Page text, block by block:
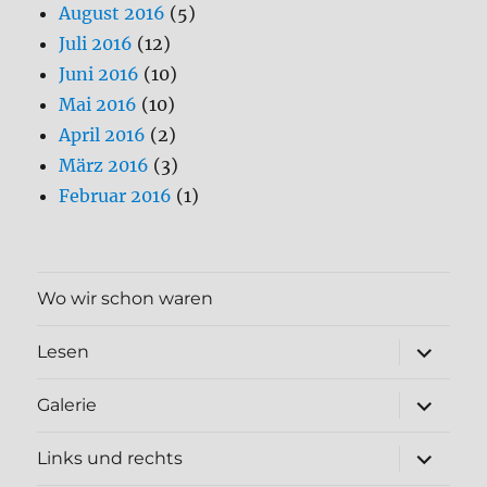
August 2016 (5)
Juli 2016 (12)
Juni 2016 (10)
Mai 2016 (10)
April 2016 (2)
März 2016 (3)
Februar 2016 (1)
Wo wir schon waren
Lesen
öffnen
Galerie
öffnen
Links und rechts
öffnen